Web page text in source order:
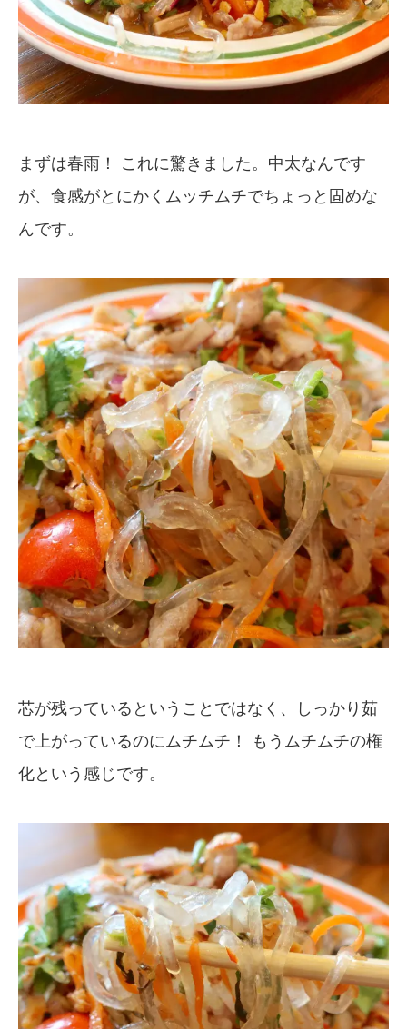
まずは春雨！ これに驚きました。中太なんです
が、食感がとにかくムッチムチでちょっと固めな
んです。
芯が残っているということではなく、しっかり茹
で上がっているのにムチムチ！ もうムチムチの権
化という感じです。